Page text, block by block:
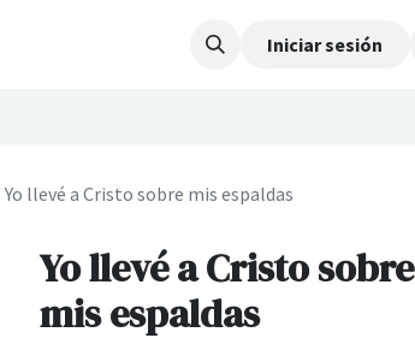
Iniciar sesión
Yo llevé a Cristo sobre mis espaldas
Yo llevé a Cristo sobre
mis espaldas